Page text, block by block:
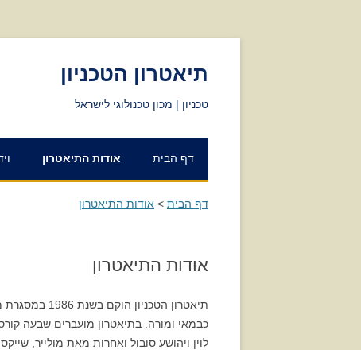
תיאטרון הטכניון
טכניון | מכון טכנולוגי לישראל
דף הבית אודות התיאטרון
דף הבית > אודות התיאטרון
אודות התיאטרון
תיאטרון
לוין ויהושע סובול ואחרות מאת מולייר,